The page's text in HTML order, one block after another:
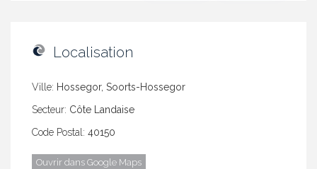
Localisation
Ville: Hossegor, Soorts-Hossegor
Secteur: Côte Landaise
Code Postal: 40150
Ouvrir dans Google Maps